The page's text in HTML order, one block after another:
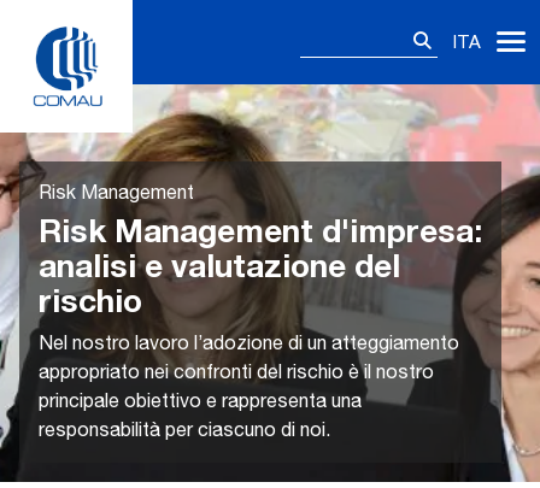
content
ITA
Risk Management
Risk Management d'impresa:
analisi e valutazione del
rischio
Nel nostro lavoro l’adozione di un atteggiamento
appropriato nei confronti del rischio è il nostro
principale obiettivo e rappresenta una
responsabilità per ciascuno di noi.